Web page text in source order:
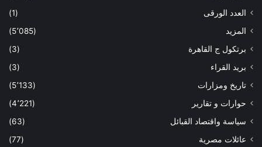
العدد الورقى
(1)
المزيد
(5٬085)
برتكول ج القاهرة
(3)
بريد القراء
(3)
تاريخ ومزارات
(5٬133)
حوارات و تقارير
(4٬221)
سياسة واقتصاد القبائل
(63)
عائلات مصرية
(77)